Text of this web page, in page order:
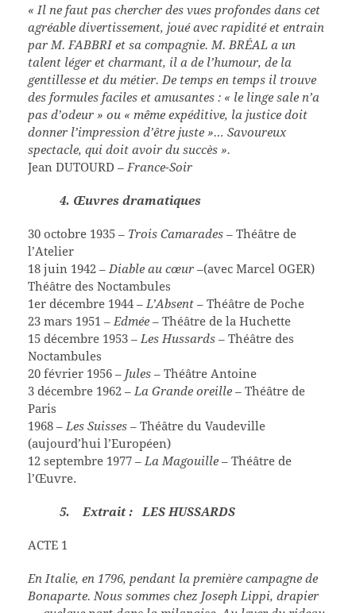
« Il ne faut pas chercher des vues profondes dans cet
agréable divertissement, joué avec rapidité et entrain
par M. FABBRI et sa compagnie. M. BRÉAL a un
talent léger et charmant, il a de l’humour, de la
gentillesse et du métier. De temps en temps il trouve
des formules faciles et amusantes : « le linge sale n’a
pas d’odeur » ou « même expéditive, la justice doit
donner l’impression d’être juste »… Savoureux
spectacle, qui doit avoir du succès ».
Jean DUTOURD – France-Soir
4. Œuvres dramatiques
30 octobre 1935 – Trois Camarades – Théâtre de
l’Atelier
18 juin 1942 – Diable au cœur –(avec Marcel OGER)
Théâtre des Noctambules
1er décembre 1944 – L’Absent – Théâtre de Poche
23 mars 1951 – Edmée – Théâtre de la Huchette
15 décembre 1953 – Les Hussards – Théâtre des
Noctambules
20 février 1956 – Jules – Théâtre Antoine
3 décembre 1962 – La Grande oreille – Théâtre de
Paris
1968 – Les Suisses – Théâtre du Vaudeville
(aujourd’hui l’Européen)
12 septembre 1977 – La Magouille – Théâtre de
l’Œuvre.
5. Extrait : LES HUSSARDS
ACTE 1
En Italie, en 1796, pendant la première campagne de
Bonaparte. Nous sommes chez Joseph Lippi, drapier